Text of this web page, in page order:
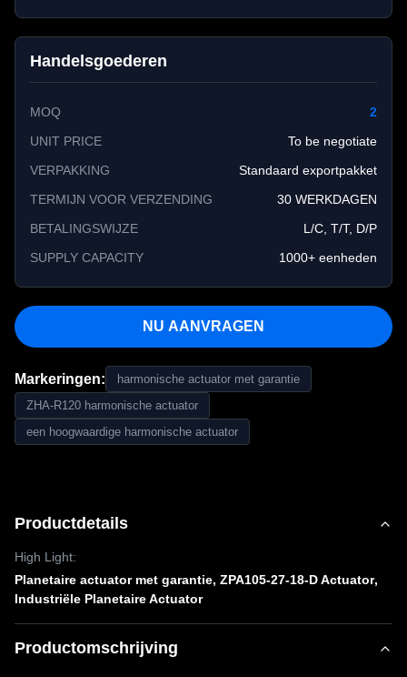
Handelsgoederen
MOQ
2
UNIT PRICE
To be negotiate
VERPAKKING
Standaard exportpakket
TERMIJN VOOR VERZENDING
30 WERKDAGEN
BETALINGSWIJZE
L/C, T/T, D/P
SUPPLY CAPACITY
1000+ eenheden
NU AANVRAGEN
Markeringen:
harmonische actuator met garantie
ZHA-R120 harmonische actuator
een hoogwaardige harmonische actuator
Productdetails
High Light:
Planetaire actuator met garantie, ZPA105-27-18-D Actuator,
Industriële Planetaire Actuator
Productomschrijving